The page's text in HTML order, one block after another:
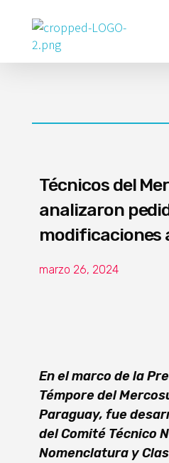
Poder Agropecuario
Técnicos del
analizaron
modificaciones
marzo 26, 2024
En el marco de la
Témpore del
Paraguay, fue
del Comité Técnico
Nomenclatura y